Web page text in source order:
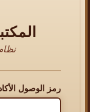
رمز الوصول